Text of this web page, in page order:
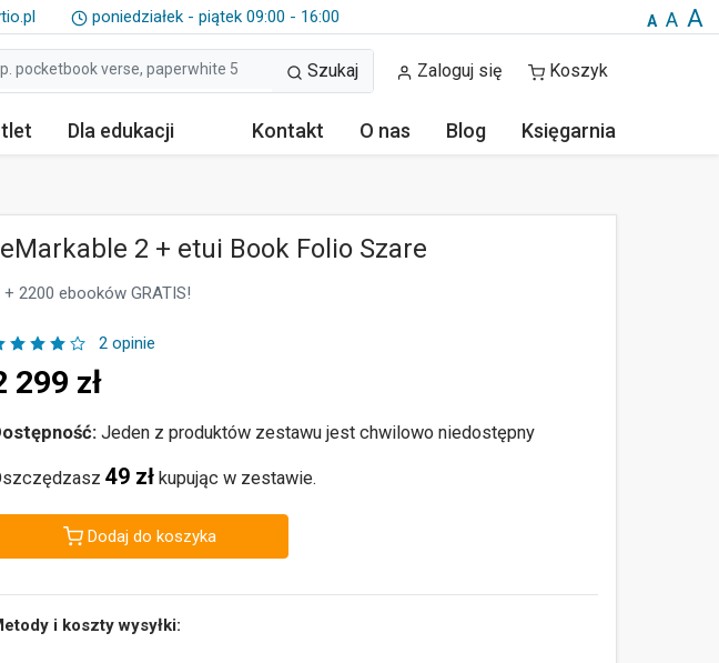
poniedziałek - piątek 09:00 - 16:00 A A A
Szukaj Zaloguj się Koszyk
Dla edukacji Kontakt O nas Blog Księgarnia
2 + etui Book Folio Szare
+ 2200 ebooków GRATIS!
2 opinie
299 zł
Jeden z produktów zestawu jest chwilowo niedostępny
49 zł kupując w zestawie.
Dodaj do koszyka
i koszty wysyłki: